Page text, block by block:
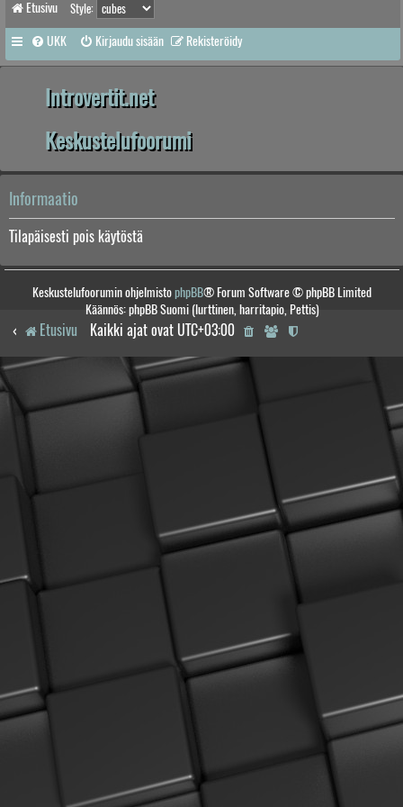
Etusivu Style:
UKK Kirjaudu sisään Rekisteröidy
Introvertit.net
Keskustelufoorumi
Informaatio
Tilapäisesti pois käytöstä
Keskustelufoorumin ohjelmistophpBB® Forum Software © phpBB Limited
Käännös: phpBB Suomi (lurttinen, harritapio, Pettis)
Etusivu Kaikki ajat ovat UTC+03:00